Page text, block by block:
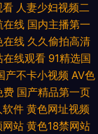
日本A 看电影免费
口 香蕉导航 肏屄彰
大量揄 日韩在线综
韩剧 在线影院福利
看 人妻少妇视频二
在线 国内主播第一
在线 久久偷拍高清
在线观看 91精选国
产不卡小视频 AV色
费 国产精品第一页
软件 黄色网址视频
网站 黄色18禁网站